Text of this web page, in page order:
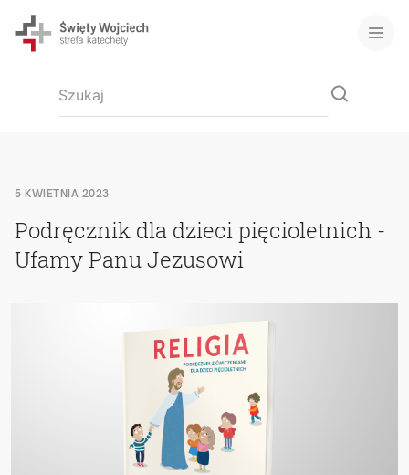
5 KWIETNIA 2023
Podręcznik dla dzieci pięcioletnich -
Ufamy Panu Jezusowi